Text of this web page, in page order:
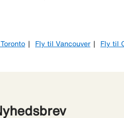
Fly til Vancouver Fly til